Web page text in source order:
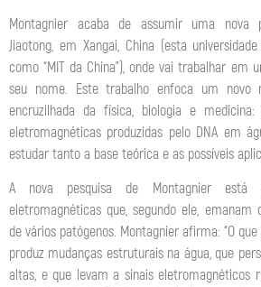
Montagnier acaba de assumir uma nova
Jiaotong, em Xangai, China (esta
como “MIT da China”), onde vai trabalhar em
seu nome. Este trabalho enfoca um novo
encruzilhada da física, biologia e
eletromagnéticas produzidas pelo DNA em
estudar tanto a base teórica e as possíveis
A nova pesquisa de Montagnier está
eletromagnéticas que, segundo ele, emanam
de vários patógenos. Montagnier afirma: “O
produz mudanças estruturais na água, que
altas, e que levam a sinais eletromagnéticos